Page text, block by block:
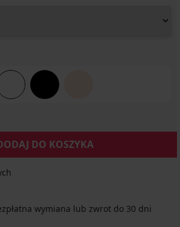
DO KOSZYKA
wymiana lub zwrot do 30 dni